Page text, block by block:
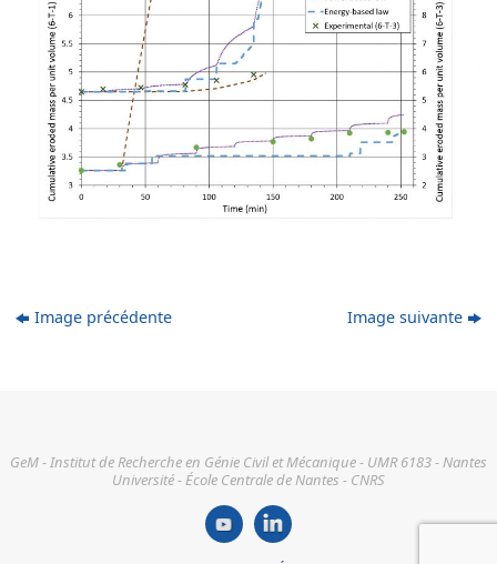
Image précédente Image suivante
GeM - Institut de Recherche en Génie Civil et Mécanique - UMR 6183 - Nantes
Université - École Centrale de Nantes - CNRS